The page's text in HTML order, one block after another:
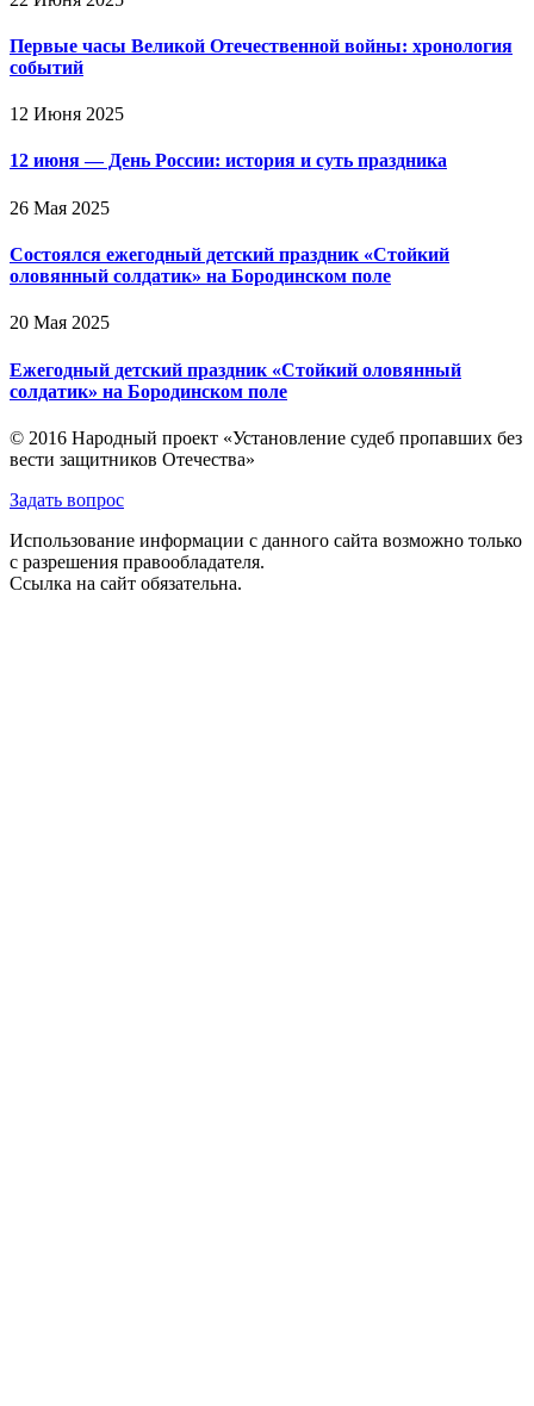
Первые часы Великой Отечественной войны: хронология
событий
12 Июня 2025
12 июня — День России: история и суть праздника
26 Мая 2025
Состоялся ежегодный детский праздник «Стойкий
оловянный солдатик» на Бородинском поле
20 Мая 2025
Ежегодный детский праздник «Стойкий оловянный
солдатик» на Бородинском поле
© 2016 Народный проект «Установление судеб пропавших без
вести защитников Отечества»
Задать вопрос
Использование информации с данного сайта возможно только
с разрешения правообладателя.
Ссылка на сайт обязательна.